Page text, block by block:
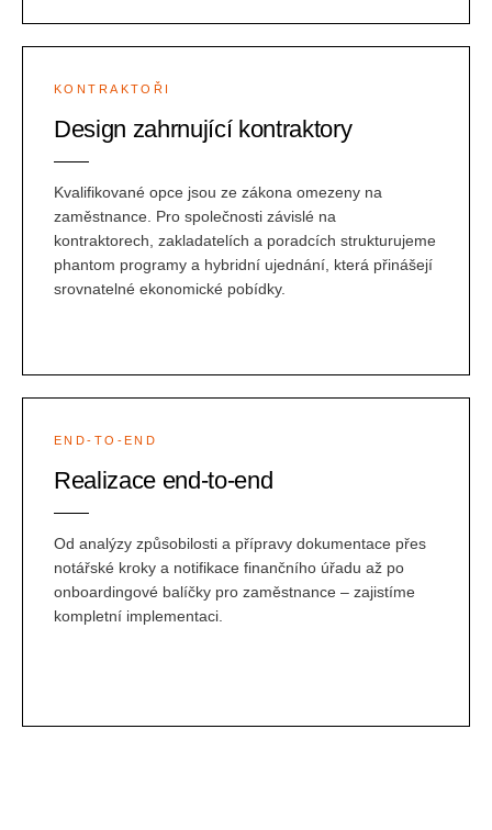
KONTRAKTOŘI
Design zahrnující kontraktory
Kvalifikované opce jsou ze zákona omezeny na
zaměstnance. Pro společnosti závislé na
kontraktorech, zakladatelích a poradcích strukturujeme
phantom programy a hybridní ujednání, která přinášejí
srovnatelné ekonomické pobídky.
END-TO-END
Realizace end-to-end
Od analýzy způsobilosti a přípravy dokumentace přes
notářské kroky a notifikace finančního úřadu až po
onboardingové balíčky pro zaměstnance – zajistíme
kompletní implementaci.